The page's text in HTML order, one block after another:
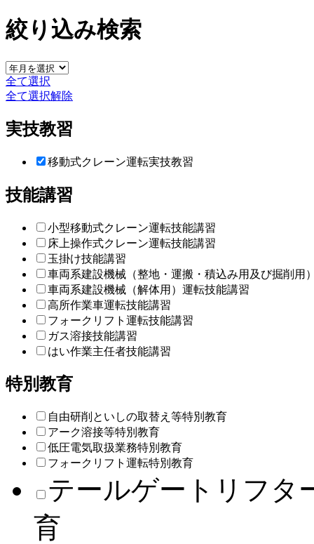
絞り込み検索
全て選択
全て選択解除
実技教習
移動式クレーン運転実技教習
技能講習
小型移動式クレーン運転技能講習
床上操作式クレーン運転技能講習
玉掛け技能講習
車両系建設機械（整地・運搬・積込み用及び掘削用
車両系建設機械（解体用）運転技能講習
高所作業車運転技能講習
フォークリフト運転技能講習
ガス溶接技能講習
はい作業主任者技能講習
特別教育
自由研削といしの取替え等特別教育
アーク溶接等特別教育
低圧電気取扱業務特別教育
フォークリフト運転特別教育
テールゲートリフタ
育